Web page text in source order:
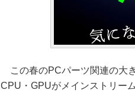
この春のPCパーツ関連の大
CPU・GPUがメインストリー